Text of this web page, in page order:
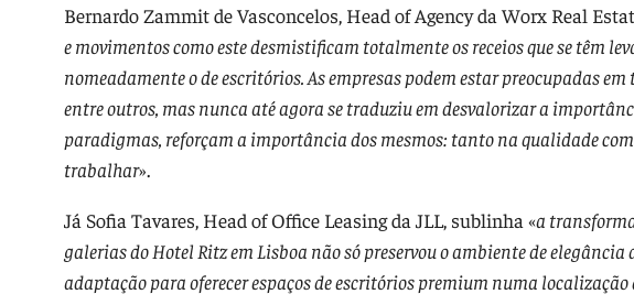
Bernardo Zammit de Vasconcelos, Head of Agency da Worx Real
e movimentos como este desmistificam totalmente os receios que se têm
nomeadamente o de escritórios. As empresas podem estar preocupadas
entre outros, mas nunca até agora se traduziu em desvalorizar a
paradigmas, reforçam a importância dos mesmos: tanto na qualidade
trabalhar».
Já Sofia Tavares, Head of Office Leasing da JLL, sublinha «a
galerias do Hotel Ritz em Lisboa não só preservou o ambiente de
adaptação para oferecer espaços de escritórios premium numa localização